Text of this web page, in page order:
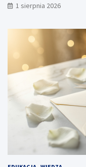
1 sierpnia 2026